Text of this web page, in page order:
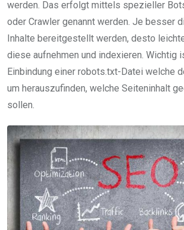
werden. Das erfolgt mittels spezieller
oder Crawler genannt werden. Je besser
Inhalte bereitgestellt werden, desto
diese aufnehmen und indexieren. Wichtig
Einbindung einer robots.txt-Datei welche
um herauszufinden, welche Seiteninhalt
sollen.